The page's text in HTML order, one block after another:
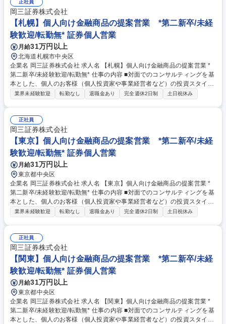
正社員
岡三証券株式会社
【札幌】個人向け金融商品の提案営業 *第二新卒/未経
験歓迎/転勤無* 証券個人営業
月給31万円以上
北海道札幌市中央区
企業名 岡三証券株式会社 求人名 【札幌】個人向け金融商品の提案営業 *
第二新卒/未経験歓迎/転勤無* 仕事の内容 ■対面でのコンサルティングを基
本とした、個人のお客様（個人投資家や事業経営者など）の投資スタイル
やライフプラン、多様なニーズにあわせた、最適な資産形成・運用のため
のアプローチに注力しており、資産形成のご提案に留まらず、専門部署と
の連携による事業承継やM&A、不動産管理など多様なソリューションの提
供にも力を入れています。自由な商品組成や提案ができるため、お客さま
のニーズに寄り添った提案ができることも当社ならではのやりがいを感じ
て頂けるポイントの1つです。 募集職種 【札幌】個人向け金融商品の提案
営業 *第二新卒/未経験歓迎/転勤無*
業界未経験歓迎 転勤なし 退職金あり 完全週休2日制 土日祝休み
正社員
岡三証券株式会社
【東京】個人向け金融商品の提案営業 *第二新卒/未経
験歓迎/転勤無* 証券個人営業
月給31万円以上
東京都中央区
企業名 岡三証券株式会社 求人名 【東京】個人向け金融商品の提案営業 *
第二新卒/未経験歓迎/転勤無* 仕事の内容 ■対面でのコンサルティングを基
本とした、個人のお客様（個人投資家や事業経営者など）の投資スタイル
やライフプラン、多様なニーズにあわせた、最適な資産形成・運用のため
のアプローチに注力しており、資産形成のご提案に留まらず、専門部署と
の連携による事業承継やM&A、不動産管理など多様なソリューションの提
供にも力を入れています。自由な商品組成や提案ができるため、お客さま
のニーズに寄り添った提案ができることも当社ならではのやりがいを感じ
て頂けるポイントの1つです。 募集職種 【東京】個人向け金融商品の提案
営業 *第二新卒/未経験歓迎/転勤無*
業界未経験歓迎 転勤なし 退職金あり 完全週休2日制 土日祝休み
正社員
岡三証券株式会社
【関東】個人向け金融商品の提案営業 *第二新卒/未経
験歓迎/転勤無* 証券個人営業
月給31万円以上
東京都中央区
企業名 岡三証券株式会社 求人名 【関東】個人向け金融商品の提案営業 *
第二新卒/未経験歓迎/転勤無* 仕事の内容 ■対面でのコンサルティングを基
本とした、個人のお客様（個人投資家や事業経営者など）の投資スタイル